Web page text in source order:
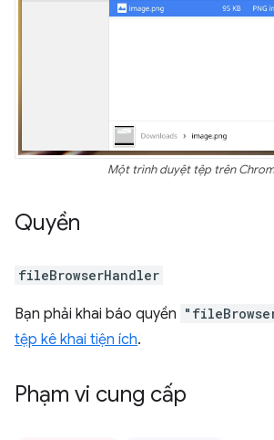
Một trình duyệt tệp trên
Quyền
fileBrowserHandler
Bạn phải khai báo quyền
tệp kê khai tiện ích.
Phạm vi cung cấp